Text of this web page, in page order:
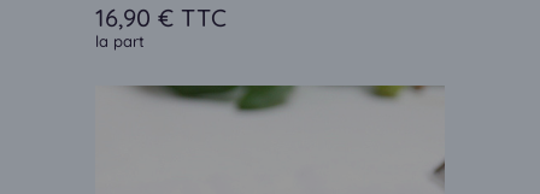
16,90 € TTC
la part